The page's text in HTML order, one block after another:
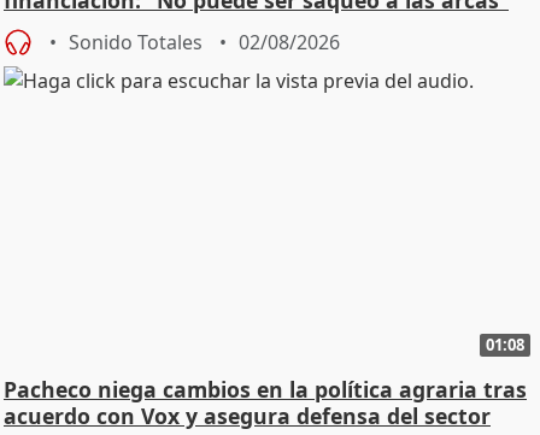
Sonido Totales 02/08/2026
01:08
Pacheco niega cambios en la política agraria tras
acuerdo con Vox y asegura defensa del sector